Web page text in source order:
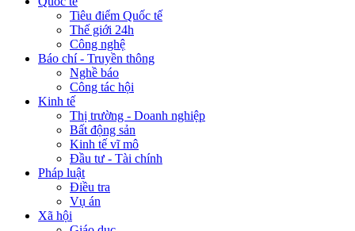
Tiêu điểm Quốc tế
Thế giới 24h
Công nghệ
Báo chí - Truyền thông
Nghề báo
Công tác hội
Kinh tế
Thị trường - Doanh nghiệp
Bất động sản
Kinh tế vĩ mô
Đầu tư - Tài chính
Pháp luật
Điều tra
Vụ án
Xã hội